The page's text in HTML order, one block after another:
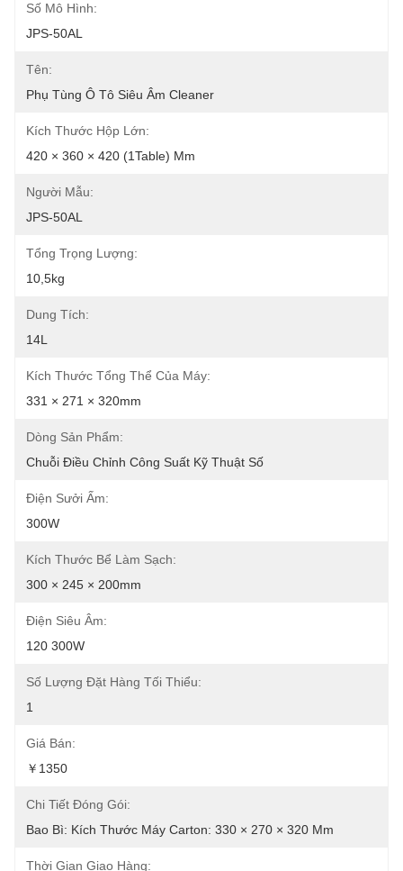
Số Mô Hình:
JPS-50AL
Tên:
Phụ Tùng Ô Tô Siêu Âm Cleaner
Kích Thước Hộp Lớn:
420 × 360 × 420 (1Table) Mm
Người Mẫu:
JPS-50AL
Tổng Trọng Lượng:
10,5kg
Dung Tích:
14L
Kích Thước Tổng Thể Của Máy:
331 × 271 × 320mm
Dòng Sản Phẩm:
Chuỗi Điều Chỉnh Công Suất Kỹ Thuật Số
Điện Sưởi Ấm:
300W
Kích Thước Bể Làm Sạch:
300 × 245 × 200mm
Điện Siêu Âm:
120 300W
Số Lượng Đặt Hàng Tối Thiểu:
1
Giá Bán:
￥1350
Chi Tiết Đóng Gói:
Bao Bì: Kích Thước Máy Carton: 330 × 270 × 320 Mm
Thời Gian Giao Hàng: